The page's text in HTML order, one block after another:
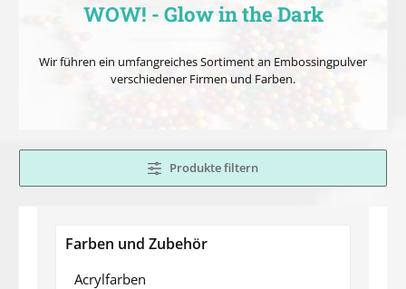
WOW! - Glow in the Dark
Wir führen ein umfangreiches Sortiment an Embossingpulver
verschiedener Firmen und Farben.
Produkte filtern
Farben und Zubehör
Acrylfarben